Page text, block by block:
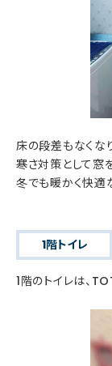
床の段差もなくな
寒さ対策として窓
冬でも暖かく快適
1階トイレ
1階のトイレは、